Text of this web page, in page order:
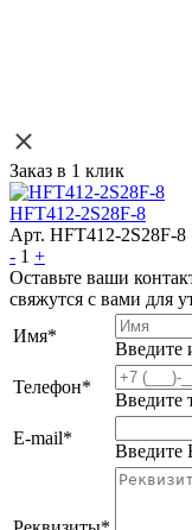
Заказ в 1 клик
HFT412-2S28F-8
Арт. HFT412-2S28F-8
- 1 +
Оставьте ваши
свяжутся с вами для
Имя*
Введите
Телефон*
Введите
E-mail*
Введите